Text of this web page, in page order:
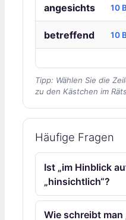
angesichts 10
betreffend 10
Tipp: Wählen Sie die
zu den Kästchen im
Häufige Fragen
Ist „im Hinblick
„hinsichtlich“?
Wie schreibt man